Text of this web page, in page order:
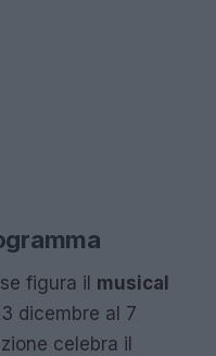
figura il musical
dicembre al 7
celebra il